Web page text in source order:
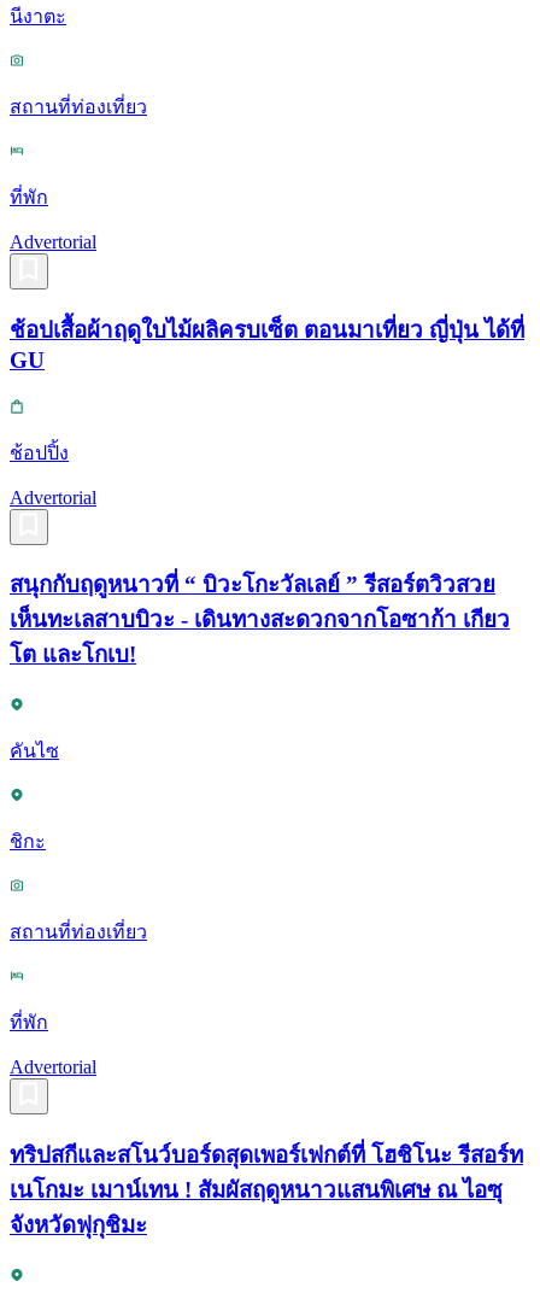
นีงาตะ
สถานที่ท่องเที่ยว
ที่พัก
Advertorial
ช้อปเสื้อผ้าฤดูใบไม้ผลิครบเซ็ต ตอนมาเที่ยว ญี่ปุ่น ได้ที่
GU
ช้อปปิ้ง
Advertorial
สนุกกับฤดูหนาวที่ “ บิวะโกะวัลเลย์ ” รีสอร์ตวิวสวย
เห็นทะเลสาบบิวะ - เดินทางสะดวกจากโอซาก้า เกียว
โต และโกเบ!
คันไซ
ชิกะ
สถานที่ท่องเที่ยว
ที่พัก
Advertorial
ทริปสกีและสโนว์บอร์ดสุดเพอร์เฟกต์ที่ โฮชิโนะ รีสอร์ท
เนโกมะ เมาน์เทน ! สัมผัสฤดูหนาวแสนพิเศษ ณ ไอซุ
จังหวัดฟุกุชิมะ